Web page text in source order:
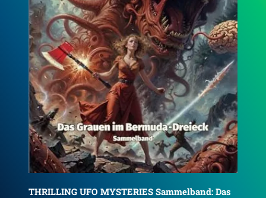
THRILLING UFO MYSTERIES: Das Grauen im